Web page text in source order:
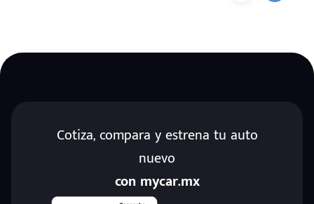
Cotiza, compara y estrena tu auto
nuevo
con mycar.mx